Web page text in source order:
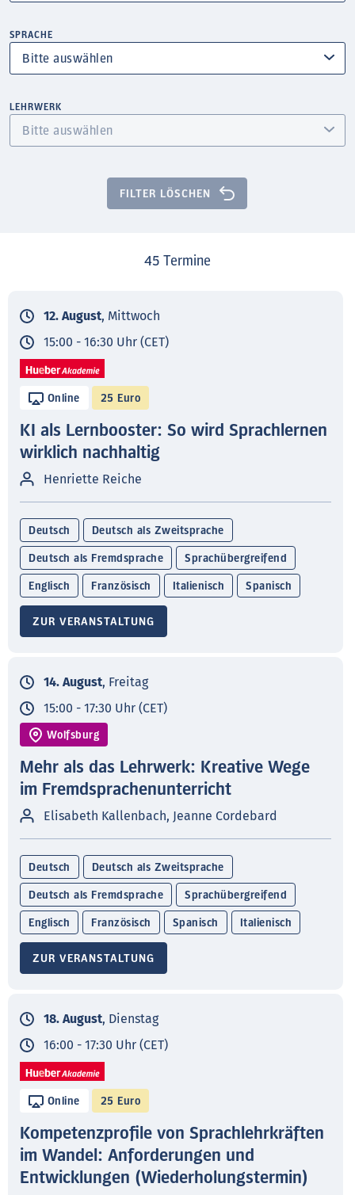
SPRACHE
LEHRWERK
FILTER LÖSCHEN
45 Termine
12. August, Mittwoch
15:00 - 16:30 Uhr (CET)
Online 25 Euro
KI als Lernbooster: So wird Sprachlernen
wirklich nachhaltig
Henriette Reiche
Deutsch Deutsch als Zweitsprache
Deutsch als Fremdsprache Sprachübergreifend
Englisch Französisch Italienisch Spanisch
ZUR VERANSTALTUNG
14. August, Freitag
15:00 - 17:30 Uhr (CET)
Wolfsburg
Mehr als das Lehrwerk: Kreative Wege
im Fremdsprachenunterricht
Elisabeth Kallenbach, Jeanne Cordebard
Deutsch Deutsch als Zweitsprache
Deutsch als Fremdsprache Sprachübergreifend
Englisch Französisch Spanisch Italienisch
ZUR VERANSTALTUNG
18. August, Dienstag
16:00 - 17:30 Uhr (CET)
Online 25 Euro
Kompetenzprofile von Sprachlehrkräften
im Wandel: Anforderungen und
Entwicklungen (Wiederholungstermin)